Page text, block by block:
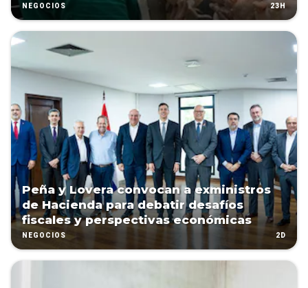
NEGOCIOS 23H
Peña y Lovera convocan a exministros
de Hacienda para debatir desafíos
fiscales y perspectivas económicas
NEGOCIOS 2D